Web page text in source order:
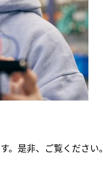
。是非、ご覧ください。